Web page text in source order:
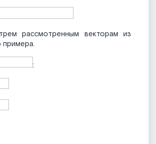
рассмотренным векторам из
: